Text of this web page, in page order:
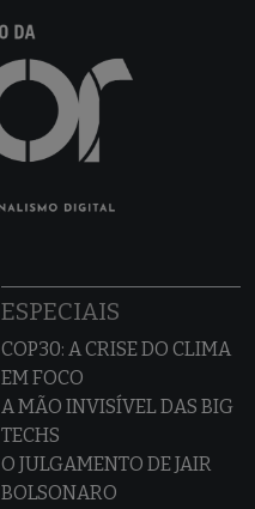
ESPECIAIS
COP30: A CRISE DO CLIMA
EM FOCO
A MÃO INVISÍVEL DAS BIG
TECHS
O JULGAMENTO DE JAIR
BOLSONARO